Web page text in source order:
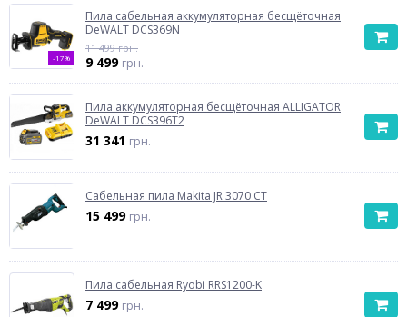
-17%
Пила сабельная аккумуляторная бесщёточная
DeWALT DCS369N
11 499 грн.
9 499 грн.
Пила аккумуляторная бесщёточная ALLIGATOR
DeWALT DCS396T2
31 341 грн.
Сабельная пила Makita JR 3070 CT
15 499 грн.
Пила сабельная Ryobi RRS1200-K
7 499 грн.